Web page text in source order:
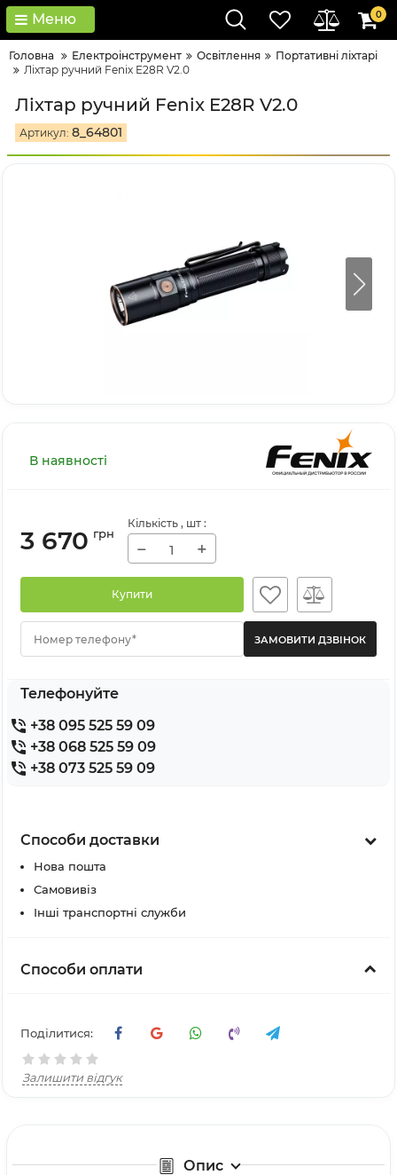
Меню 0
Головна Електроінструмент Освітлення
Портативні ліхтарі
Ліхтар ручний Fenix E28R V2.0
Ліхтар ручний Fenix E28R V2.0
Артикул: 8_64801
В наявності
3 670 грн
Кількість , шт :
− +
Купити
Номер телефону*
Телефонуйте
+38 095 525 59 09
+38 068 525 59 09
+38 073 525 59 09
Способи доставки
Нова пошта
Самовивіз
Інші транспортні служби
Способи оплати
Поділитися:
Залишити відгук
Опис